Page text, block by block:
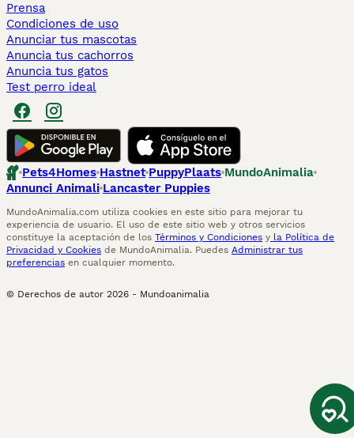
Prensa
Condiciones de uso
Anunciar tus mascotas
Anuncia tus cachorros
Anuncia tus gatos
Test perro ideal
Pets4Homes Hastnet PuppyPlaats MundoAnimalia
Annunci Animali Lancaster Puppies
MundoAnimalia.com utiliza cookies en este sitio para mejorar tu
experiencia de usuario. El uso de este sitio web y otros servicios
constituye la aceptación de los Términos y Condiciones y la Política de
Privacidad y Cookies de MundoAnimalia. Puedes Administrar tus
preferencias en cualquier momento.
© Derechos de autor 2026 - Mundoanimalia